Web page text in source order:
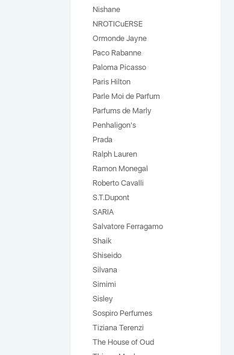
Nishane
NROTICuERSE
Ormonde Jayne
Paco Rabanne
Paloma Picasso
Paris Hilton
Parle Moi de Parfum
Parfums de Marly
Penhaligon's
Prada
Ralph Lauren
Ramon Monegal
Roberto Cavalli
S.T.Dupont
SARIA
Salvatore Ferragamo
Shaik
Shiseido
Silvana
Simimi
Sisley
Sospiro Perfumes
Tiziana Terenzi
The House of Oud